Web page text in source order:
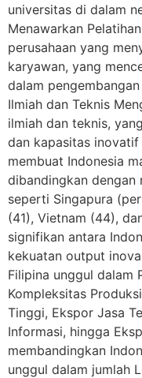
universitas di dalam
Menawarkan
perusahaan yang
karyawan, yang
dalam
Ilmiah dan Teknis
ilmiah dan teknis,
dan kapasitas inovatif
membuat Indonesia
dibandingkan dengan
seperti Singapura
(41), Vietnam (44),
signifikan antara
kekuatan output
Filipina unggul dalam
Kompleksitas
Tinggi, Ekspor Jasa
Informasi, hingga
membandingkan
unggul dalam jumlah